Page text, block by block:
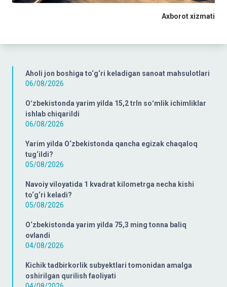
Aholi jon boshiga to‘g‘ri keladigan sanoat mahsulotlari
06/08/2026
Oʻzbekistonda yarim yilda 15,2 trln soʻmlik ichimliklar
ishlab chiqarildi
06/08/2026
Yarim yilda O‘zbekistonda qancha egizak chaqaloq
tug‘ildi?
05/08/2026
Navoiy viloyatida 1 kvadrat kilometrga necha kishi
to‘g‘ri keladi?
05/08/2026
O‘zbekistonda yarim yilda 75,3 ming tonna baliq
ovlandi
04/08/2026
Kichik tadbirkorlik subyektlari tomonidan amalga
oshirilgan qurilish faoliyati
Axborot xizmati